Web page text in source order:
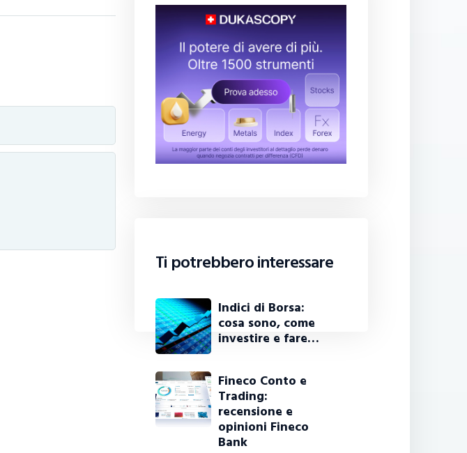
Ti potrebbero interessare
Indici di Borsa:
cosa sono, come
investire e fare…
Fineco Conto e
Trading:
recensione e
opinioni Fineco
Bank